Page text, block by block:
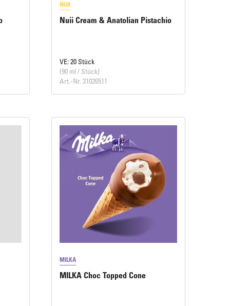
NUII
Nuii Cream & Anatolian Pistachio
VE: 20 Stück
(90 ml / Stück)
Art.-Nr. 31026511
MILKA
MILKA Choc Topped Cone